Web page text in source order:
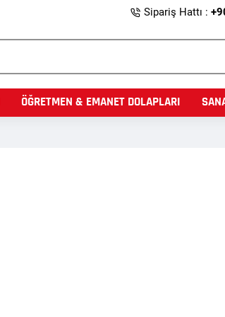
Sipariş Hattı :
ÖĞRETMEN & EMANET DOLAPLARI